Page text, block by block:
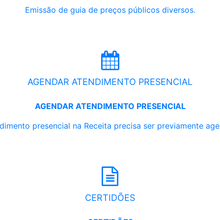
Emissão de guia de preços públicos diversos.
AGENDAR ATENDIMENTO PRESENCIAL
AGENDAR ATENDIMENTO PRESENCIAL
presencial na Receita precisa ser previamente
CERTIDÕES